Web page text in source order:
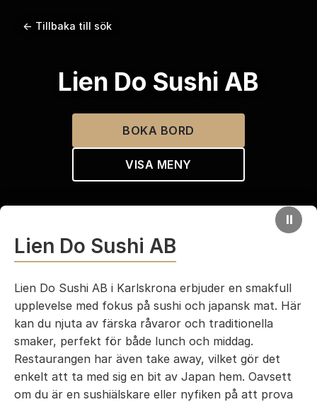
← Tillbaka till sök
Lien Do Sushi AB
BOKA BORD
VISA MENY
⏸
Lien Do Sushi AB
Lien Do Sushi AB i Karlskrona erbjuder en smakfull
upplevelse med fokus på sushi och japansk mat. Här
kan du njuta av färska råvaror och traditionella
smaker, perfekt för både lunch och middag.
Restaurangen har även take away, vilket gör det
enkelt att ta med sig en bit av Japan hem. Oavsett
om du är en sushiälskare eller nyfiken på att prova